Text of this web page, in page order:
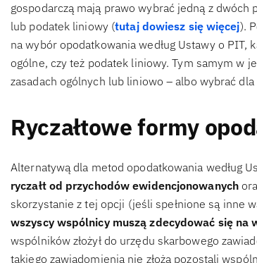
gospodarczą mają prawo wybrać jedną z
lub podatek liniowy (tutaj dowiesz się więcej).
na wybór opodatkowania według Ustawy o PIT,
ogólne, czy też podatek liniowy. Tym samym w
zasadach ogólnych lub liniowo – albo wybrać
Ryczałtowe formy
Alternatywą dla metod opodatkowania według
ryczałt od przychodów ewidencjonowanych
skorzystanie z tej opcji (jeśli spełnione są inne
wszyscy wspólnicy muszą zdecydować się na
wspólników złożył do urzędu skarbowego
takiego zawiadomienia nie złożą pozostali